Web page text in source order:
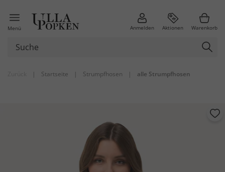
Menü Anmelden Aktionen Warenkorb
| Startseite | Strumpfhosen | alle Strumpfhosen